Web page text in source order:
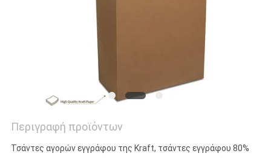
Περιγραφή προϊόντων
Τσάντες αγορών εγγράφου της Kraft, τσάντες εγγράφου 80%